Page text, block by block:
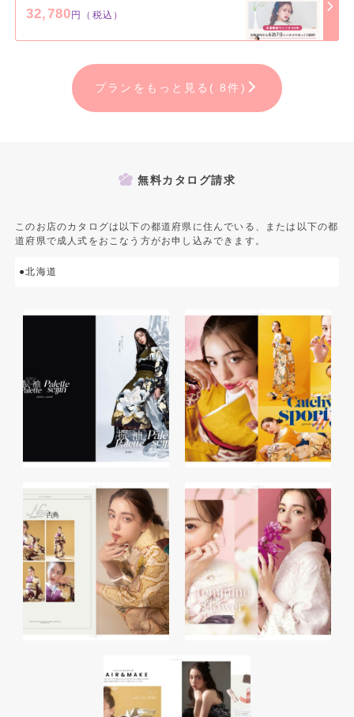
32,780円（税込）
プランをもっと見る( 8件)
無料カタログ請求
このお店のカタログは以下の都道府県に住んでいる、または以下の都
道府県で成人式をおこなう方がお申し込みできます。
●北海道